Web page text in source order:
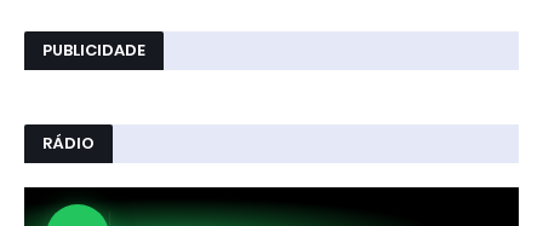
PUBLICIDADE
RÁDIO